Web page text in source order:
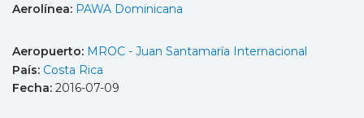
Aerolínea: PAWA Dominicana
Aeropuerto: MROC - Juan Santamaría Internacional
País: Costa Rica
Fecha: 2016-07-09